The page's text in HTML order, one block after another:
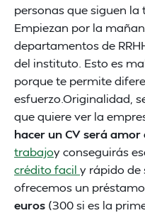
personas que siguen
Empiezan por la
departamentos de
del instituto. Esto es
porque te permite
esfuerzo.Originalidad,
que quiere ver la
hacer un CV será
trabajoy conseguirás
crédito facil y rápido de
ofrecemos un
euros (300 si es la